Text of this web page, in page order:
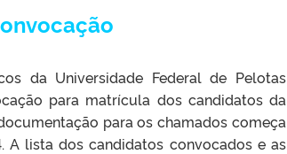
da Universidade Federal de Pelotas
para matrícula dos candidatos da
para os chamados começa
A lista dos candidatos convocados e as